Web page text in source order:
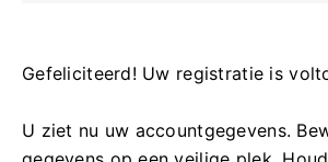
Gefeliciteerd! Uw registratie is
U ziet nu uw accountgegevens.